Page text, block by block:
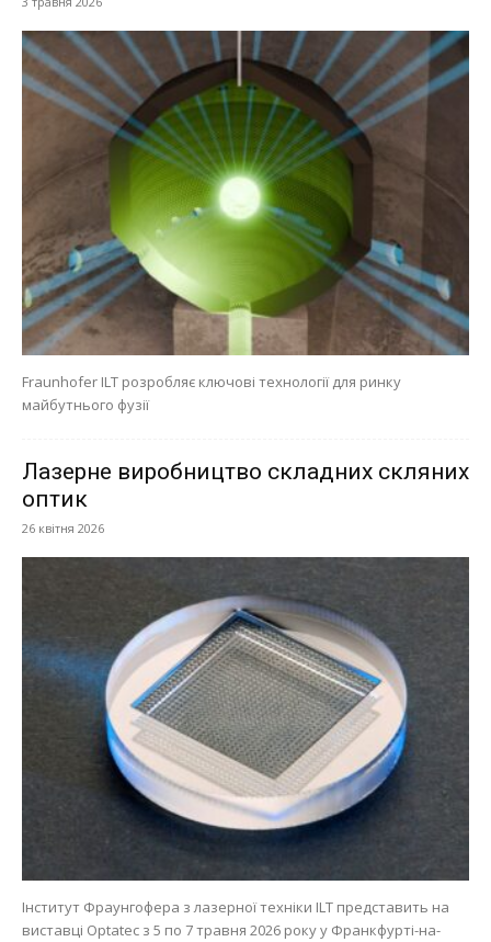
Fraunhofer ILT розробляє ключові технології для ринку
майбутнього фузії
Лазерне виробництво складних скляних
оптик
26 квітня 2026
Інститут Фраунгофера з лазерної техніки ILT представить на
виставці Optatec з 5 по 7 травня 2026 року у Франкфурті-на-